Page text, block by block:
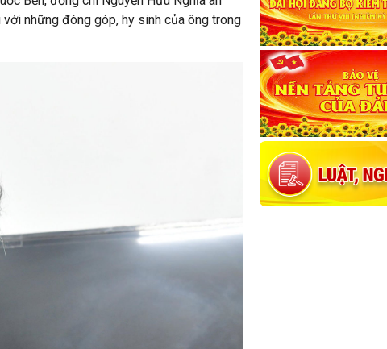
những đóng góp, hy sinh của ông trong